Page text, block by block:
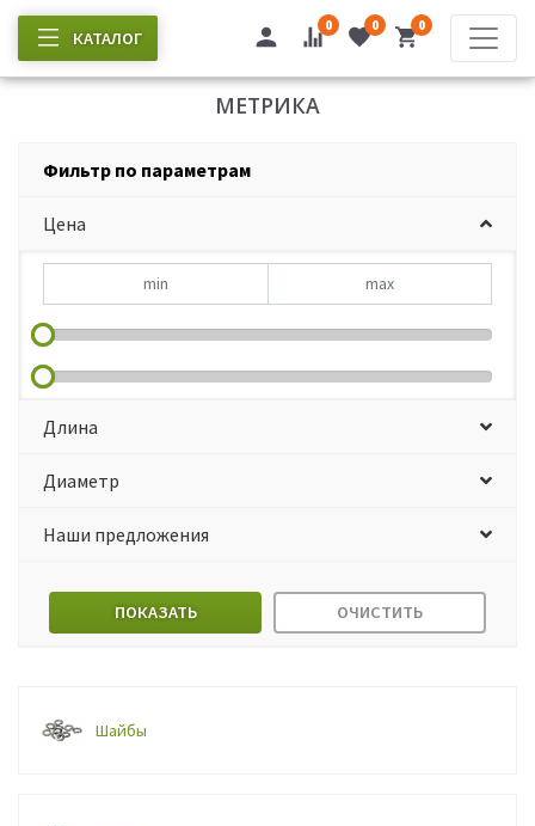
КАТАЛОГ
0 0 0
МЕТРИКА
Фильтр по параметрам
Цена
Длина
Диаметр
Наши предложения
ПОКАЗАТЬ ОЧИСТИТЬ
Шайбы